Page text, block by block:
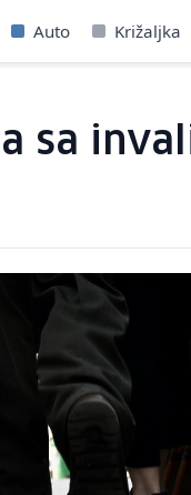
Auto Križaljka
sa